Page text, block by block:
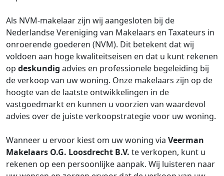
Als NVM-makelaar zijn wij aangesloten bij de
Nederlandse Vereniging van Makelaars en Taxateurs in
onroerende goederen (NVM). Dit betekent dat wij
voldoen aan hoge kwaliteitseisen en dat u kunt rekenen
op deskundig advies en professionele begeleiding bij
de verkoop van uw woning. Onze makelaars zijn op de
hoogte van de laatste ontwikkelingen in de
vastgoedmarkt en kunnen u voorzien van waardevol
advies over de juiste verkoopstrategie voor uw woning.
Wanneer u ervoor kiest om uw woning via Veerman
Makelaars O.G. Loosdrecht B.V. te verkopen, kunt u
rekenen op een persoonlijke aanpak. Wij luisteren naar